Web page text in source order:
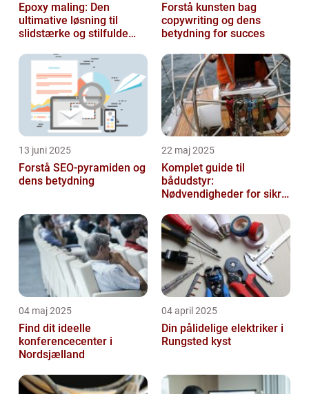
Epoxy maling: Den
ultimative løsning til
slidstærke og stilfulde
Forstå kunsten bag
copywriting og dens
betydning for succes
13 juni 2025
Forstå SEO-pyramiden og
dens betydning
22 maj 2025
Komplet guide til
bådudstyr:
Nødvendigheder for sikre
04 maj 2025
Find dit ideelle
konferencecenter i
Nordsjælland
04 april 2025
Din pålidelige elektriker i
Rungsted kyst